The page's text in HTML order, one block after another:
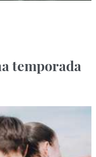
temporada